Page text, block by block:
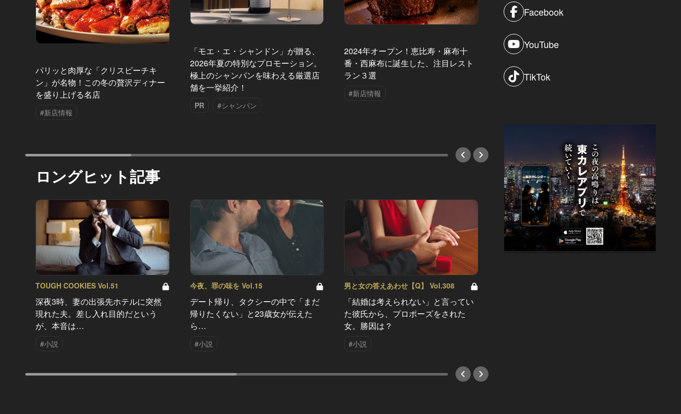
パリッと肉厚な「クリスピーチキ
ン」が名物！この冬の贅沢ディナー
を盛り上げる名店
#新店情報
「モエ・エ・シャンドン」が贈る、
2026年夏の特別なプロモーション。
極上のシャンパンを味わえる厳選店
舗を一挙紹介！
PR #シャンパン
2024年オープン！恵比寿・麻布十
番・西麻布に誕生した、注目レスト
ラン３選
#新店情報
東京初進出！フェスでしか味わえな
かった羽根つき焼小籠包で、気軽に
ロングヒット記事
TOUGH COOKIES Vol.51
深夜3時、妻の出張先ホテルに突然
現れた夫。差し入れ目的だという
が、本音は…
#小説
今夜、罪の味を Vol.15
デート帰り、タクシーの中で「まだ
帰りたくない」と23歳女が伝えた
ら…
#小説
男と女の答えあわせ【Q】 Vol.308
「結婚は考えられない」と言ってい
た彼氏から、プロポーズをされた
女。勝因は？
#小説
Facebook
YouTube
TikTok